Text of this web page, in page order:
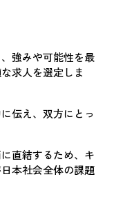
強みや可能性を最
求人を選定しま
伝え、双方にとっ
直結するため、キ
本社会全体の課題